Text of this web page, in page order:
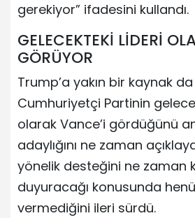
gerekiyor” ifadesini kullandı.
GELECEKTEKİ LİDERİ
GÖRÜYOR
Trump’a yakın bir kaynak da
Cumhuriyetçi Partinin
olarak Vance’i gördüğünü
adaylığını ne zaman
yönelik desteğini ne zaman
duyuracağı konusunda
vermediğini ileri sürdü.